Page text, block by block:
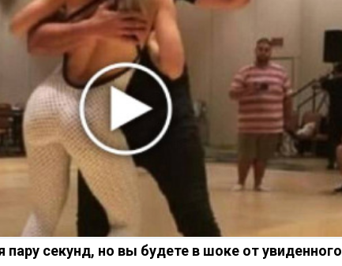
пару секунд, но вы будете в шоке от увиденного